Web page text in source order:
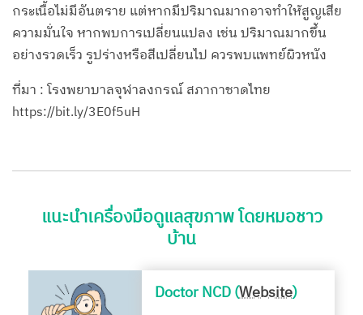
กระเนื้อไม่มีอันตราย แต่หากมีปริมาณมากอาจทำให้สูญเสีย
ความมั่นใจ หากพบการเปลี่ยนแปลง เช่น ปริมาณมากขึ้น
อย่างรวดเร็ว รูปร่างหรือสีเปลี่ยนไป ควรพบแพทย์ผิวหนัง
ที่มา : โรงพยาบาลจุฬาลงกรณ์ สภากาชาดไทย
https://bit.ly/3E0f5uH
แนะนำเครื่องมือดูแลสุขภาพ โดยหมอชาว
บ้าน
Doctor NCD (Website)